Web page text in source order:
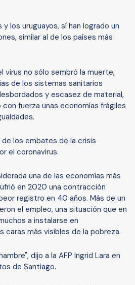
los uruguayos, sí han logrado un
similar al de los países más
virus no sólo sembró la muerte,
de los sistemas sanitarios
y escasez de material,
fuerza unas economías frágiles
de los embates de la crisis
el coronavirus.
una de las economías más
en 2020 una contracción
registro en 40 años. Más de un
el empleo, una situación que en
a instalarse en
caras más visibles de la pobreza.
dijo a la AFP Ingrid Lara en
de Santiago.